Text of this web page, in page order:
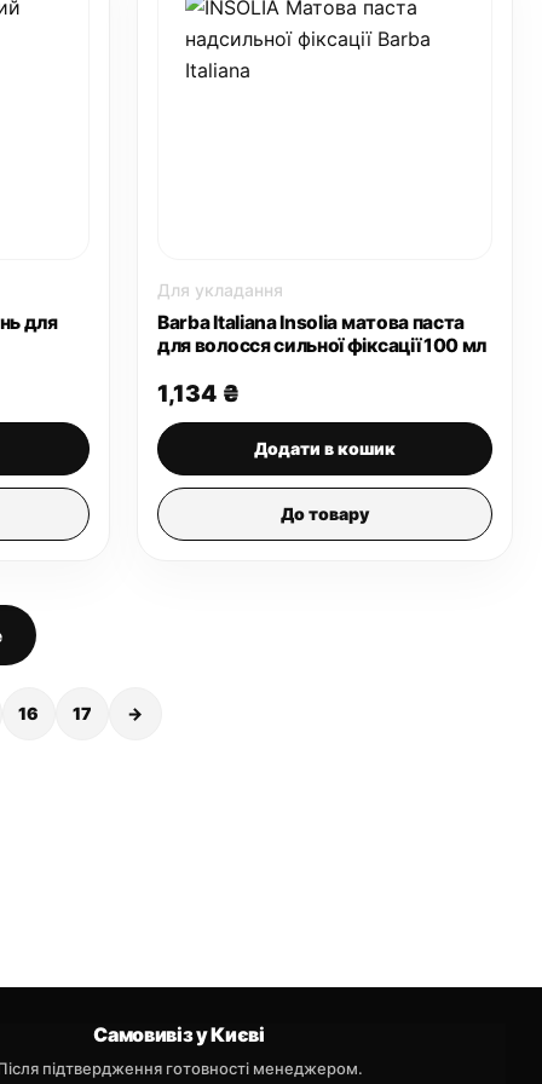
для
Для укладання
Barba Italiana Insolia матова паста
для волосся сильної фіксації 100 мл
1,134 ₴
Додати в кошик
До товару
16 17 →
Самовивіз у Києві
підтвердження готовності менеджером.